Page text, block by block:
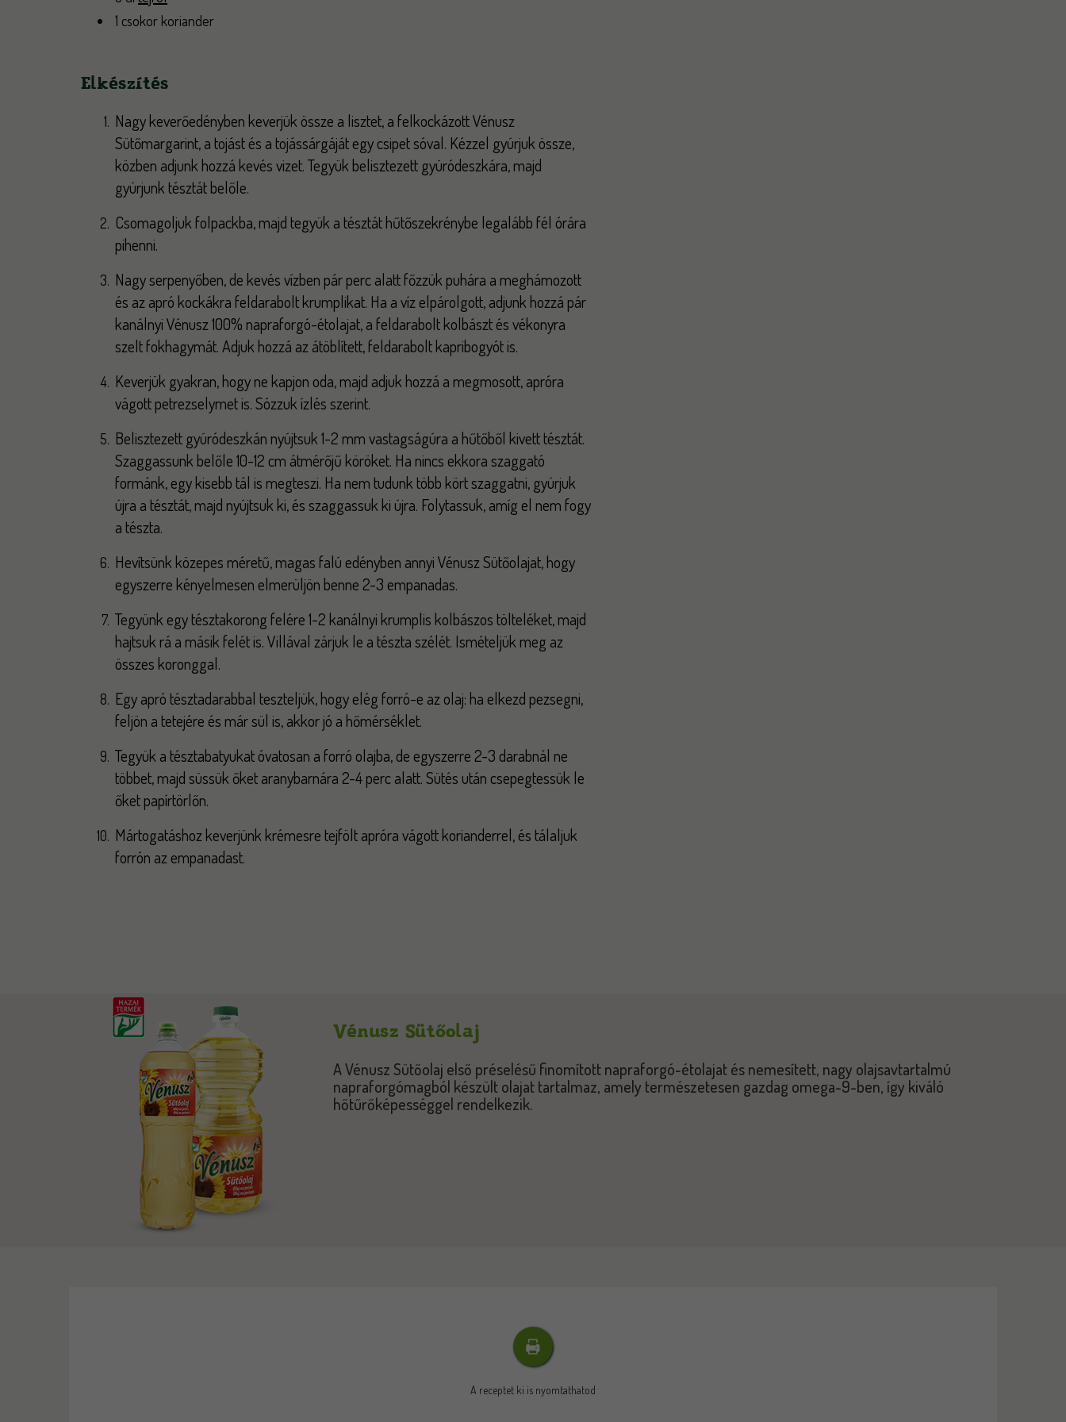
1 csokor koriander
Elkészítés
Nagy keverőedényben keverjük össze a lisztet, a felkockázott Vénusz
Sütőmargarint, a tojást és a tojássárgáját egy csipet sóval. Kézzel gyúrjuk össze,
közben adjunk hozzá kevés vizet. Tegyük belisztezett gyúródeszkára, majd
gyúrjunk tésztát belőle.
Csomagoljuk folpackba, majd tegyük a tésztát hűtőszekrénybe legalább fél órára
pihenni.
Nagy serpenyőben, de kevés vízben pár perc alatt főzzük puhára a meghámozott
és az apró kockákra feldarabolt krumplikat. Ha a víz elpárolgott, adjunk hozzá pár
kanálnyi Vénusz 100% napraforgó-étolajat, a feldarabolt kolbászt és vékonyra
szelt fokhagymát. Adjuk hozzá az átöblített, feldarabolt kapribogyót is.
Keverjük gyakran, hogy ne kapjon oda, majd adjuk hozzá a megmosott, apróra
vágott petrezselymet is. Sózzuk ízlés szerint.
Belisztezett gyúródeszkán nyújtsuk 1-2 mm vastagságúra a hűtőből kivett tésztát.
Szaggassunk belőle 10-12 cm átmérőjű köröket. Ha nincs ekkora szaggató
formánk, egy kisebb tál is megteszi. Ha nem tudunk több kört szaggatni, gyúrjuk
újra a tésztát, majd nyújtsuk ki, és szaggassuk ki újra. Folytassuk, amíg el nem fogy
a tészta.
Hevítsünk közepes méretű, magas falú edényben annyi Vénusz Sütőolajat, hogy
egyszerre kényelmesen elmerüljön benne 2-3 empanadas.
Tegyünk egy tésztakorong felére 1-2 kanálnyi krumplis kolbászos tölteléket, majd
hajtsuk rá a másik felét is. Villával zárjuk le a tészta szélét. Ismételjük meg az
összes koronggal.
Egy apró tésztadarabbal teszteljük, hogy elég forró-e az olaj: ha elkezd pezsegni,
feljön a tetejére és már sül is, akkor jó a hőmérséklet.
Tegyük a tésztabatyukat óvatosan a forró olajba, de egyszerre 2-3 darabnál ne
többet, majd süssük őket aranybarnára 2-4 perc alatt. Sütés után csepegtessük le
őket papírtörlőn.
Mártogatáshoz keverjünk krémesre tejfölt apróra vágott korianderrel, és tálaljuk
forrón az empanadast.
Vénusz Sütőolaj
A Vénusz Sütőolaj első préselésű finomított napraforgó-étolajat és nemesített, nagy olajsavtartalmú
napraforgómagból készült olajat tartalmaz, amely természetesen gazdag omega-9-ben, így kiváló
hőtűrőképességgel rendelkezik.
A receptet ki is nyomtathatod